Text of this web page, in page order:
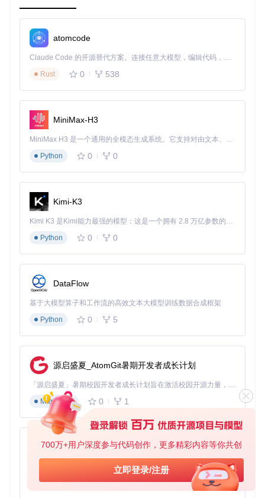
700万+用户深度参与代码创作，更多精彩内容等你共创
立即登录/注册
Windows SDK（版本2004或更高）
Windows Driver Kit (WDK) 10
测试用虚拟机（建议使用Hyper-V或VMware）
3.2 源码获取与项目结构
git clone https://gitcode.com/gh_mirrors/hi/HIDDriver
项目核心目录说明：
├─ device.c               # 设备初始化与管理
├─ driver.c               # 驱动入口点
├─ keyboard.cpp           # 键盘模拟实现
3.3 系统测试模式配置 ⚠️
难度：★★☆☆☆
以管理员身份打开命令提示符，执行：
bcdedit /set testsigning on
bcdedit /set nointegritychecks on # 禁用驱动完整性检查
置成功。
四、驱动开发实战：编写你的第一个虚拟键鼠程
4.1 编译驱动项目
难度：★★★☆☆
用Visual Studio打开HIDDriver.sln解决方案
在配置管理器中选择：
平台：x64（或x86，根据目标系统选择）
配置：Debug（开发测试）或Release（部署使用）
右键解决方案 -> 生成，等待编译完成
atomcode
Claude Code 的开源替代方案。连接任意大模型，编辑代码，运行命令，自动验证 — 全自动执行。用 Rust 构建，极致性能。 ｜ An open-source alternative to Claude Code. Connect any LLM, edit code, run commands, and verify changes — autonomously. Built in Rust for speed. Get Started
Rust
0 538
MiniMax-H3
MiniMax H3 是一个通用的全模态生成系统。它支持对由文本、图像、视频和音频组成的多模态上下文进行统一理解，并能生成分辨率高达 2K、时长可达 15 秒的带原生立体声音频的视频。得益于面向任务泛化的系统设计，H3 在预训练阶段就已具备广泛的多模态上下文理解与生成能力，能够出色地执行复杂的多模态指令。
Python
0 0
Kimi-K3
Kimi K3 是Kimi能力最强的模型：这是一个拥有 2.8 万亿参数的混合专家（MoE）模型，具备原生视觉理解能力，并支持 100 万 token 的上下文窗口。
Python
0 0
DataFlow
基于大模型算子和工作流的高效文本大模型训练数据合成框架
Python
0 5
源启盛夏_AtomGit暑期开发者成长计划
「源启盛夏」暑期校园开发者成长计划旨在激活校园开源力量，通过积分激励、认证扶持、资源倾斜等形式，引导高校组织和开发者完成「入驻 — 建项目 — 做贡献 — 获认证 — 得资源」的完整闭环。无论你是想带领社团入驻平台的组织者，还是希望用代码贡献证明自己的开发者，都能在这里找到属于你的成长路径。
Markdown
0 1
py-xiaozhi
基于Python的Xiaozhi AI，适用于想要完整Xiaozhi体验而无需拥有专用硬件的用户。
Python
0 1